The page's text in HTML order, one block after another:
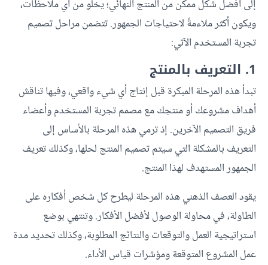
إلى أفضل شكل ممكن من المنتج النهائي؛ يخلو من أي ملاحظات،
ويكون أكثر ملاءمةً لاحتياجات الجمهور. تتضمن مراحل تصميم
تجربة المستخدم الآتي:
1. التعريف بالمنتج
تبدأ هذه المرحلة المبكرة قبل إنتاج أي شيء واقعي، وفيها تناقش
أهداف مشروعك أو منتجك مع مصمم تجربة المستخدم وأعضاء
فريق التصميم الآخرين. إذ ترمي هذه المرحلة بالأساس إلى
التعريف بالمشكلة التي سيتم تصميم المنتج لحلها، وكذلك تعريف
الجمهور المستهدف لهذا المنتج.
يقود العصف الذهني هذه المرحلة ليطرح كل شخص أفكاره على
الطاولة، في محاولة الوصول لأفضل الأفكار. وتنتهي بوضع
استراتيجية العمل والتوقعات والنتائج المطلوبة، وكذلك تحديد مدة
عمل المشروع المتوقعة ومؤشرات قياس الأداء.